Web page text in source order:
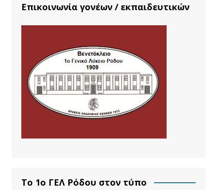
Επικοινωνία γονέων / εκπαιδευτικών
Το 1ο ΓΕΛ Ρόδου στον τύπο